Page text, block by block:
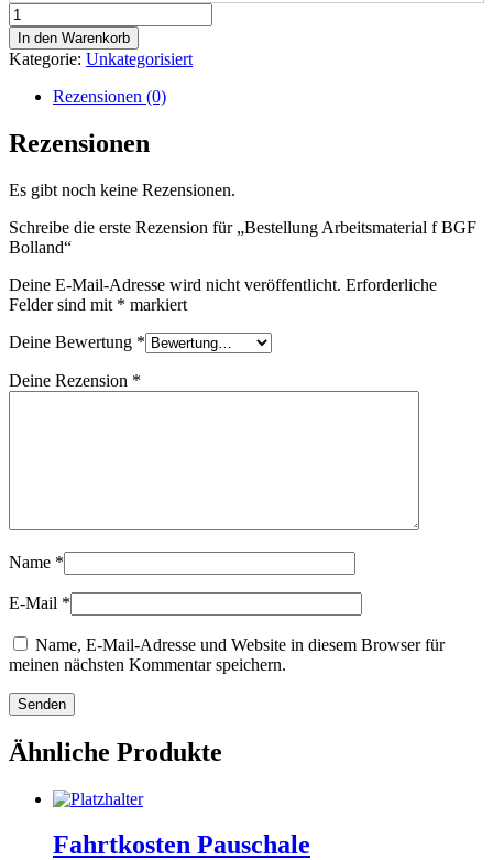
Bestellung
Arbeitsmaterial
f
BGF
Bolland
Menge
In den Warenkorb
Kategorie: Unkategorisiert
Rezensionen (0)
Rezensionen
Es gibt noch keine Rezensionen.
Schreibe die erste Rezension für „Bestellung Arbeitsmaterial f BGF
Bolland“
Deine E-Mail-Adresse wird nicht veröffentlicht. Erforderliche
Felder sind mit * markiert
Deine Bewertung *
Deine Rezension *
Name *
E-Mail *
Name, E-Mail-Adresse und Website in diesem Browser für
meinen nächsten Kommentar speichern.
Ähnliche Produkte
Fahrtkosten Pauschale